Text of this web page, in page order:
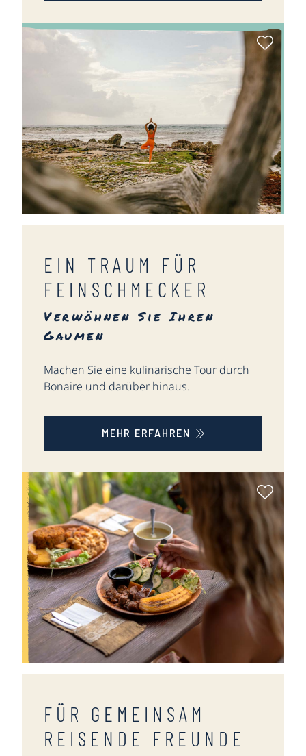
Als
EIN TRAUM FÜR
FEINSCHMECKER
Verwöhnen Sie Ihren
Gaumen
Machen Sie eine kulinarische Tour durch
Bonaire und darüber hinaus.
MEHR ERFAHREN
Als
FÜR GEMEINSAM
REISENDE FREUNDE